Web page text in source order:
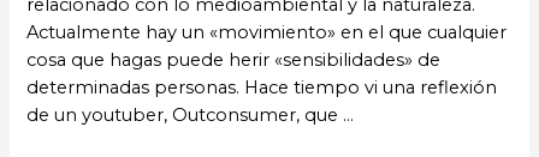
relacionado con lo medioambiental y la naturaleza.
Actualmente hay un «movimiento» en el que cualquier
cosa que hagas puede herir «sensibilidades» de
determinadas personas. Hace tiempo vi una reflexión
de un youtuber, Outconsumer, que …